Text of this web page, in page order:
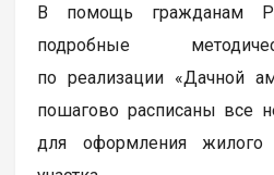
В помощь гражданам
подробные
по реализации «Дачной
пошагово расписаны все
для оформления